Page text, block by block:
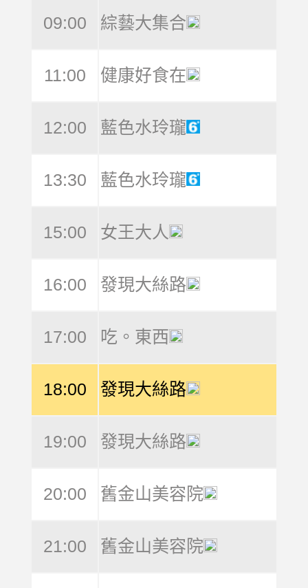
09:00 綜藝大集合
11:00 健康好食在
12:00 藍色水玲瓏
13:30 藍色水玲瓏
15:00 女王大人
16:00 發現大絲路
17:00 吃。東西
18:00 發現大絲路
19:00 發現大絲路
20:00 舊金山美容院
21:00 舊金山美容院